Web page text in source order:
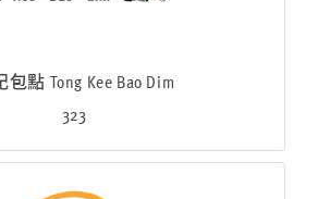
包點 Tong Kee Bao Dim
323